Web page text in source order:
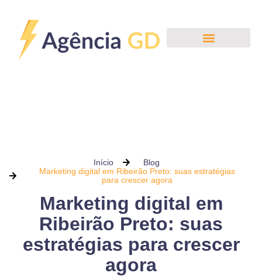
Início
Blog
Marketing digital em Ribeirão Preto: suas estratégias
para crescer agora
Marketing digital em
Ribeirão Preto: suas
estratégias para crescer
agora